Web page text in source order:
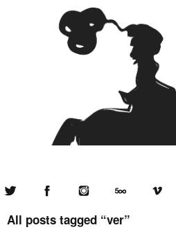
All posts tagged “ver”